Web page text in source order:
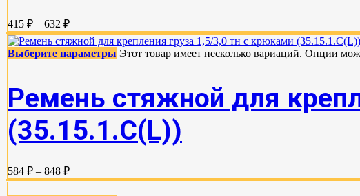
415 ₽ – 632 ₽
Выберите параметры Этот товар имеет несколько вариаций. Опции
Ремень стяжной для
(35.15.1.C(L))
584 ₽ – 848 ₽